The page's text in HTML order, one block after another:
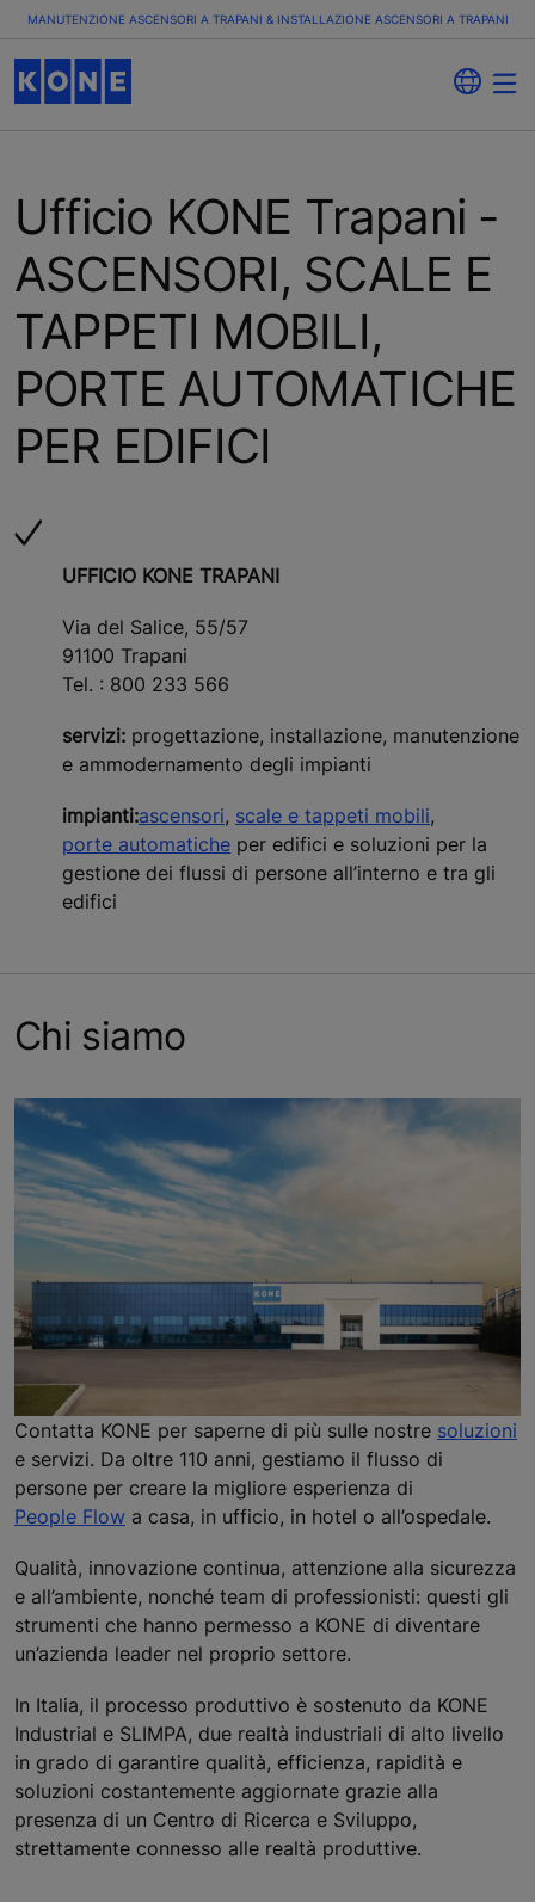
MANUTENZIONE ASCENSORI A TRAPANI & INSTALLAZIONE ASCENSORI A TRAPANI
Ufficio KONE Trapani -
ASCENSORI, SCALE E
TAPPETI MOBILI,
PORTE AUTOMATICHE
PER EDIFICI
UFFICIO KONE TRAPANI
Via del Salice, 55/57
91100 Trapani
Tel. : 800 233 566
servizi: progettazione, installazione, manutenzione
e ammodernamento degli impianti
impianti:ascensori, scale e tappeti mobili,
porte automatiche per edifici e soluzioni per la
gestione dei flussi di persone all’interno e tra gli
edifici
Chi siamo
Contatta KONE per saperne di più sulle nostre soluzioni
e servizi. Da oltre 110 anni, gestiamo il flusso di
persone per creare la migliore esperienza di
People Flow a casa, in ufficio, in hotel o all’ospedale.
Qualità, innovazione continua, attenzione alla sicurezza
e all’ambiente, nonché team di professionisti: questi gli
strumenti che hanno permesso a KONE di diventare
un’azienda leader nel proprio settore.
In Italia, il processo produttivo è sostenuto da KONE
Industrial e SLIMPA, due realtà industriali di alto livello
in grado di garantire qualità, efficienza, rapidità e
soluzioni costantemente aggiornate grazie alla
presenza di un Centro di Ricerca e Sviluppo,
strettamente connesso alle realtà produttive.